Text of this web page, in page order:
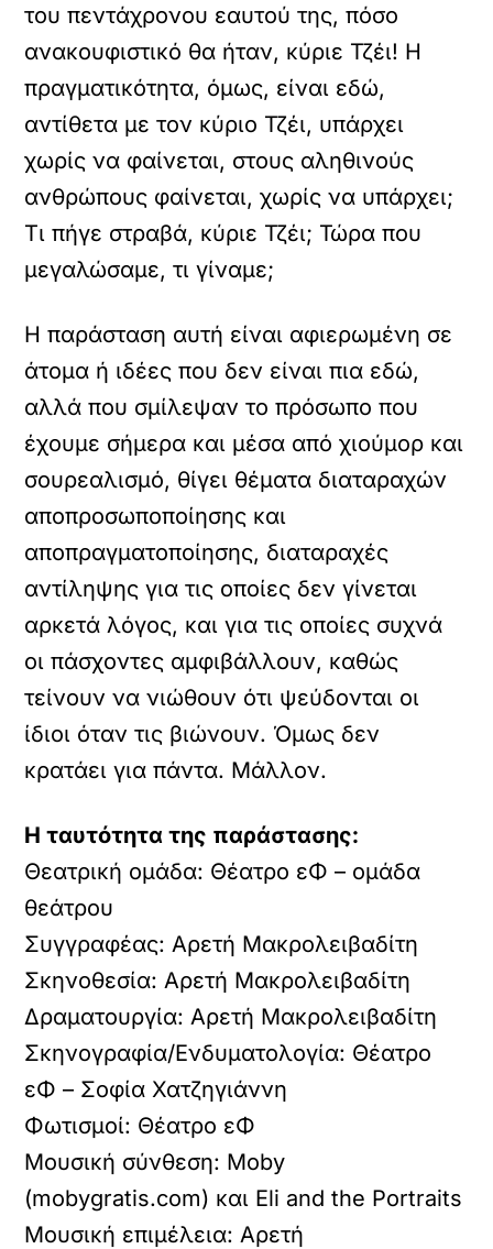
του πεντάχρονου εαυτού της, πόσο
ανακουφιστικό θα ήταν, κύριε Τζέι! Η
πραγματικότητα, όμως, είναι εδώ,
αντίθετα με τον κύριο Τζέι, υπάρχει
χωρίς να φαίνεται, στους αληθινούς
ανθρώπους φαίνεται, χωρίς να υπάρχει;
Τι πήγε στραβά, κύριε Τζέι; Τώρα που
μεγαλώσαμε, τι γίναμε;
Η παράσταση αυτή είναι αφιερωμένη σε
άτομα ή ιδέες που δεν είναι πια εδώ,
αλλά που σμίλεψαν το πρόσωπο που
έχουμε σήμερα και μέσα από χιούμορ και
σουρεαλισμό, θίγει θέματα διαταραχών
αποπροσωποποίησης και
αποπραγματοποίησης, διαταραχές
αντίληψης για τις οποίες δεν γίνεται
αρκετά λόγος, και για τις οποίες συχνά
οι πάσχοντες αμφιβάλλουν, καθώς
τείνουν να νιώθουν ότι ψεύδονται οι
ίδιοι όταν τις βιώνουν. Όμως δεν
κρατάει για πάντα. Μάλλον.
Η ταυτότητα της παράστασης:
Θεατρική ομάδα: Θέατρο εΦ – ομάδα
θεάτρου
Συγγραφέας: Αρετή Μακρολειβαδίτη
Σκηνοθεσία: Αρετή Μακρολειβαδίτη
Δραματουργία: Αρετή Μακρολειβαδίτη
Σκηνογραφία/Ενδυματολογία: Θέατρο
εΦ – Σοφία Χατζηγιάννη
Φωτισμοί: Θέατρο εΦ
Μουσική σύνθεση: Moby
(mobygratis.com) και Eli and the Portraits
Μουσική επιμέλεια: Αρετή